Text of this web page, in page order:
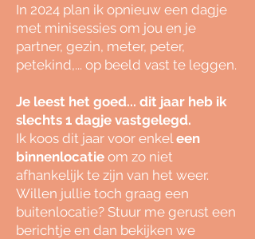
In 2024 plan ik opnieuw een dagje
met minisessies om jou en je
partner, gezin, meter, peter,
petekind,... op beeld vast te leggen.
Je leest het goed... dit jaar heb ik
slechts 1 dagje vastgelegd.
Ik koos dit jaar voor enkeleen
binnenlocatie om zo niet
afhankelijk te zijn van het weer.
Willen jullie toch graag een
buitenlocatie? Stuur me gerust een
berichtje en dan bekijken we